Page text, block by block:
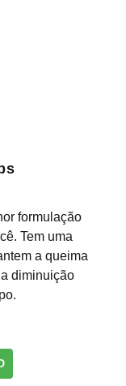
formulação
Tem uma
a queima
diminuição